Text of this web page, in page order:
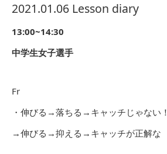
2021.01.06 Lesson diary
13:00~14:30
中学生女子選手
Fr
・伸びる→落ちる→キャッチじゃない！
→伸びる→抑える→キャッチが正解な